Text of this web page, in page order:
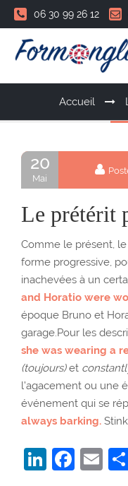
06 30 99 26 12
Accueil
20
Mai
Le prétérit
Comme le présent,
forme progressive,
inachevées à un
and Horatio were
époque Bruno et
garage.Pour les
she was wearing a
(toujours)et
l’agacement ou une
événement qui se
always barking.